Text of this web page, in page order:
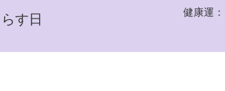
す日 健康運：